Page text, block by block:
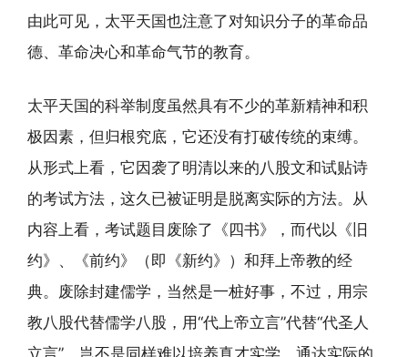
由此可见，太平天国也注意了对知识分子的革命品
德、革命决心和革命气节的教育。
太平天国的科举制度虽然具有不少的革新精神和积
极因素，但归根究底，它还没有打破传统的束缚。
从形式上看，它因袭了明清以来的八股文和试贴诗
的考试方法，这久已被证明是脱离实际的方法。从
内容上看，考试题目废除了《四书》，而代以《旧
约》、《前约》（即《新约》）和拜上帝教的经
典。废除封建儒学，当然是一桩好事，不过，用宗
教八股代替儒学八股，用“代上帝立言”代替“代圣人
立言”，岂不是同样难以培养真才实学、通达实际的